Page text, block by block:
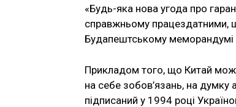
«Будь-яка нова угода про
справжньому працездатними,
Будапештському меморандумі
Прикладом того, що Китай
на себе зобов’язань, на
підписаний у 1994 році